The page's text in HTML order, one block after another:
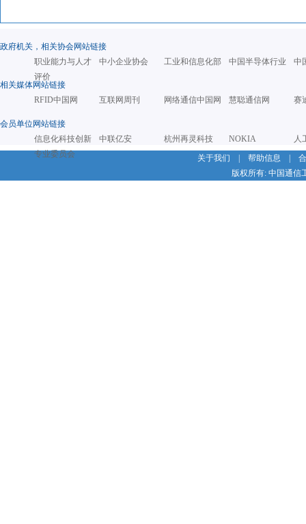
政府机关，相关协会网站链接
职业能力与人才
评价
中小企业协会 工业和信息化部 中国半导体行业 中
相关媒体网站链接
RFID中国网
互联网周刊 网络通信中国网 慧聪通信网 赛
会员单位网站链接
信息化科技创新
专业委员会
中联亿安 杭州再灵科技 NOKIA
人
关于我们
帮助信息
版权所有: 中国通信